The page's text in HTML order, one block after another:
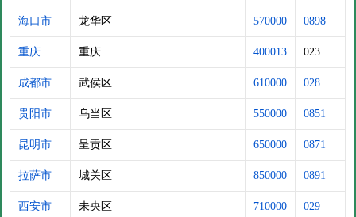
海口市 龙华区 570000 0898
重庆 重庆 400013 023
成都市 武侯区 610000 028
贵阳市 乌当区 550000 0851
昆明市 呈贡区 650000 0871
拉萨市 城关区 850000 0891
西安市 未央区 710000 029